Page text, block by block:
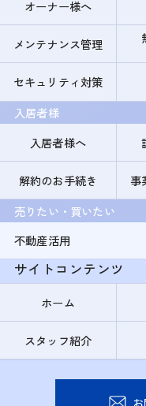
オーナー様へ
メンテナンス管理
セキュリティ対策
入居者様
入居者様へ
解約のお手続き
事
売りたい・買いたい
不動産活用
サイトコンテンツ
ホーム
スタッフ紹介